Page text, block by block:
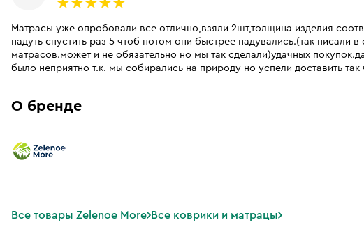
Матрасы уже опробовали все отлично,взяли 2шт,толщина изделия
надуть спустить раз 5 чтоб потом они быстрее надувались.(так писали
матрасов.может и не обязательно но мы так сделали)удачных
было неприятно т.к. мы собирались на природу но успели доставить
О бренде
Все товары Zelenoe More Все коврики и матрацы